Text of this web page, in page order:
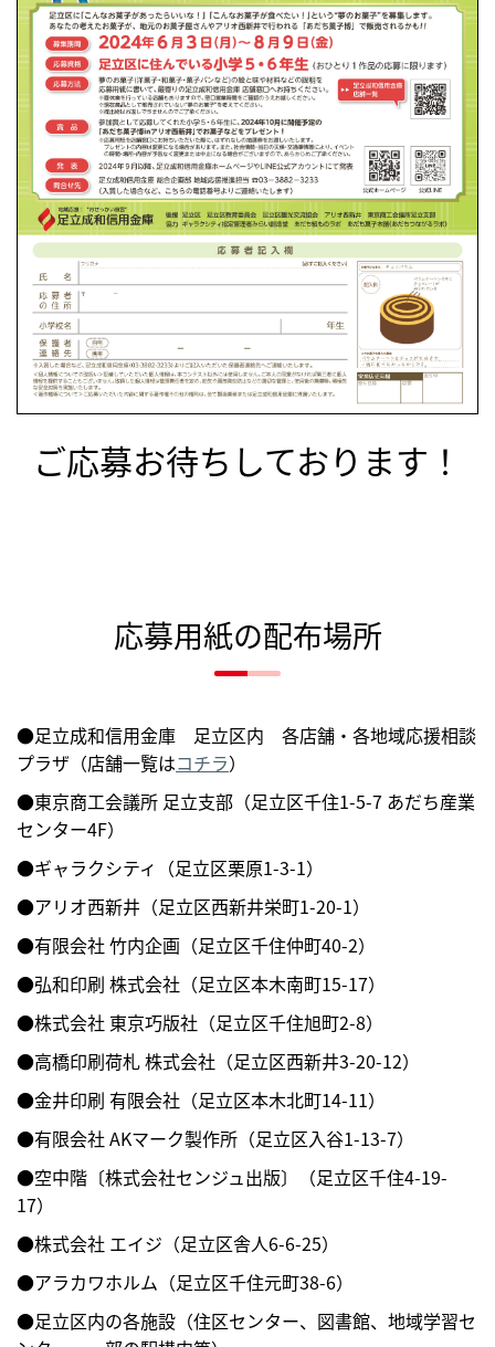
ご応募お待ちしております！
応募用紙の配布場所
●足立成和信用金庫 足立区内 各店舗・各地域応援相談
プラザ（店舗一覧はコチラ）
●東京商工会議所 足立支部（足立区千住1-5-7 あだち産業
センター4F）
●ギャラクシティ（足立区栗原1-3-1）
●アリオ西新井（足立区西新井栄町1-20-1）
●有限会社 竹内企画（足立区千住仲町40-2）
●弘和印刷 株式会社（足立区本木南町15-17）
●株式会社 東京巧版社（足立区千住旭町2-8）
●高橋印刷荷札 株式会社（足立区西新井3-20-12）
●金井印刷 有限会社（足立区本木北町14-11）
●有限会社 AKマーク製作所（足立区入谷1-13-7）
●空中階〔株式会社センジュ出版〕（足立区千住4-19-
17）
●株式会社 エイジ（足立区舎人6-6-25）
●アラカワホルム（足立区千住元町38-6）
●足立区内の各施設（住区センター、図書館、地域学習セ